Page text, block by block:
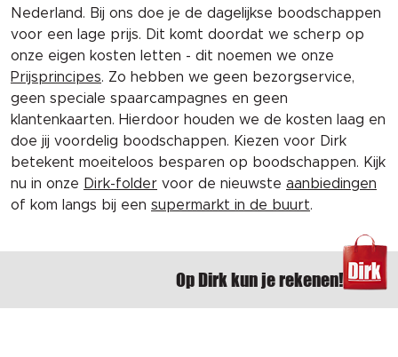
Nederland. Bij ons doe je de dagelijkse boodschappen
voor een lage prijs. Dit komt doordat we scherp op
onze eigen kosten letten - dit noemen we onze
Prijsprincipes. Zo hebben we geen bezorgservice,
geen speciale spaarcampagnes en geen
klantenkaarten. Hierdoor houden we de kosten laag en
doe jij voordelig boodschappen. Kiezen voor Dirk
betekent moeiteloos besparen op boodschappen. Kijk
nu in onze Dirk-folder voor de nieuwste aanbiedingen
of kom langs bij een supermarkt in de buurt.
Op Dirk kun je rekenen!